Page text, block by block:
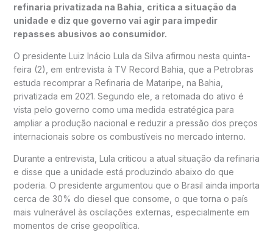
refinaria privatizada na Bahia, critica a situação da
unidade e diz que governo vai agir para impedir
repasses abusivos ao consumidor.
O presidente Luiz Inácio Lula da Silva afirmou nesta quinta-
feira (2), em entrevista à TV Record Bahia, que a Petrobras
estuda recomprar a Refinaria de Mataripe, na Bahia,
privatizada em 2021. Segundo ele, a retomada do ativo é
vista pelo governo como uma medida estratégica para
ampliar a produção nacional e reduzir a pressão dos preços
internacionais sobre os combustíveis no mercado interno.
Durante a entrevista, Lula criticou a atual situação da refinaria
e disse que a unidade está produzindo abaixo do que
poderia. O presidente argumentou que o Brasil ainda importa
cerca de 30% do diesel que consome, o que torna o país
mais vulnerável às oscilações externas, especialmente em
momentos de crise geopolítica.